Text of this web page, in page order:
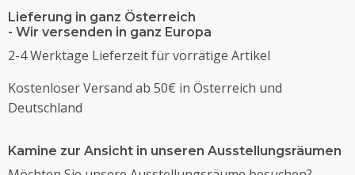
Lieferung in ganz Österreich
- Wir versenden in ganz Europa
2-4 Werktage Lieferzeit für vorrätige Artikel
Kostenloser Versand ab 50€ in Österreich und
Deutschland
Kamine zur Ansicht in unseren Ausstellungsräumen